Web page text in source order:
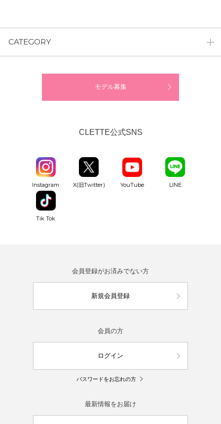
CATEGORY
モデル募集
CLETTE公式SNS
Instagram X(旧Twitter) YouTube LINE
Tik Tok
会員登録がお済みでない方
新規会員登録
会員の方
ログイン
パスワードをお忘れの方
最新情報をお届け